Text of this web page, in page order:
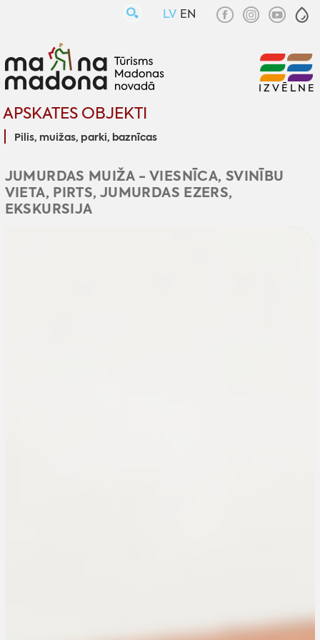
LV EN
APSKATES OBJEKTI
Pilis, muižas, parki, baznīcas
IZVĒLNE
JUMURDAS MUIŽA - VIESNĪCA, SVINĪBU
VIETA, PIRTS, JUMURDAS EZERS,
EKSKURSIJA